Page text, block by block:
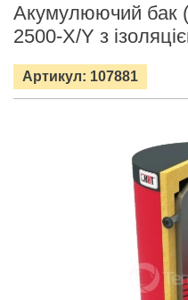
Акумулюючий бак
2500-X/Y з
Артикул: 107881